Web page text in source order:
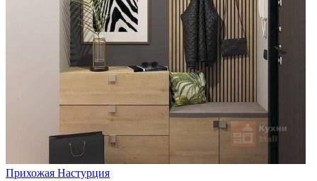
Прихожая Настурция